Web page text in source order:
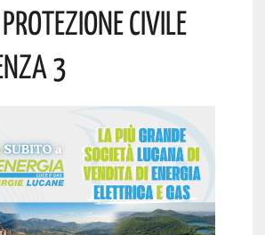
Civile
3